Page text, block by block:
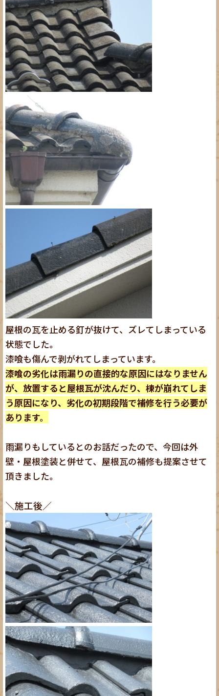
屋根の瓦を止める釘が抜けて、ズレてしまっている
状態でした。
漆喰も傷んで剥がれてしまっています。
漆喰の劣化は雨漏りの直接的な原因にはなりません
が、放置すると屋根瓦が沈んだり、棟が崩れてしま
う原因になり、劣化の初期段階で補修を行う必要が
あります。
雨漏りもしているとのお話だったので、今回は外
壁・屋根塗装と併せて、屋根瓦の補修も提案させて
頂きました。
＼施工後／